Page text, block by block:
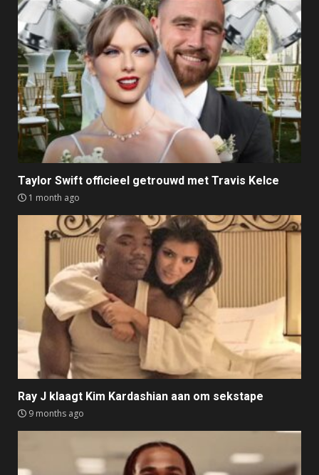
Taylor Swift officieel getrouwd met Travis Kelce
1 month ago
Ray J klaagt Kim Kardashian aan om sekstape
9 months ago